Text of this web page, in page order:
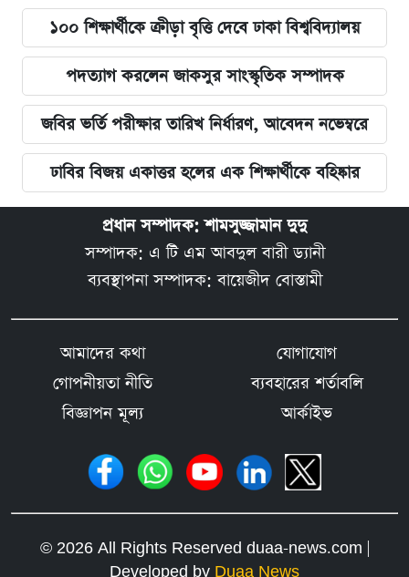
১০০ শিক্ষার্থীকে ক্রীড়া বৃত্তি দেবে ঢাকা বিশ্ববিদ্যালয়
পদত্যাগ করলেন জাকসুর সাংস্কৃতিক সম্পাদক
জবির ভর্তি পরীক্ষার তারিখ নির্ধারণ, আবেদন নভেম্বরে
ঢাবির বিজয় একাত্তর হলের এক শিক্ষার্থীকে বহিষ্কার
প্রধান সম্পাদক: শামসুজ্জামান দুদু
সম্পাদক: এ টি এম আবদুল বারী ড্যানী
ব্যবস্থাপনা সম্পাদক: বায়েজীদ বোস্তামী
আমাদের কথা
যোগাযোগ
গোপনীয়তা নীতি
ব্যবহারের শর্তাবলি
বিজ্ঞাপন মূল্য
আর্কাইভ
© 2026 All Rights Reserved duaa-news.com |
Developed by Duaa News